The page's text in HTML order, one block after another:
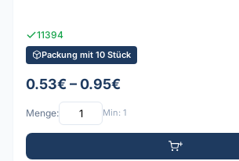
11394
Packung mit 10 Stück
0.53€ – 0.95€
Menge: Min: 1